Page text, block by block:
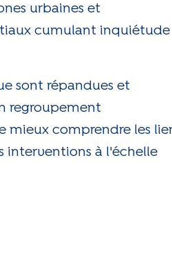
urbaines et
cumulant inquiétude
sont répandues et
regroupement
mieux comprendre les
interventions à l'échelle